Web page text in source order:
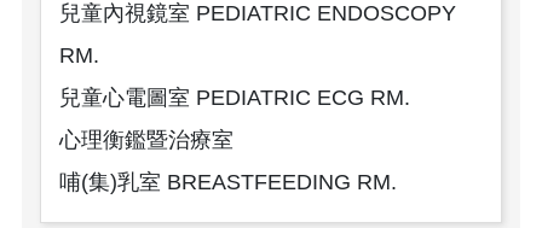
兒童內視鏡室 PEDIATRIC ENDOSCOPY
RM.
兒童心電圖室 PEDIATRIC ECG RM.
心理衡鑑暨治療室
哺(集)乳室 BREASTFEEDING RM.